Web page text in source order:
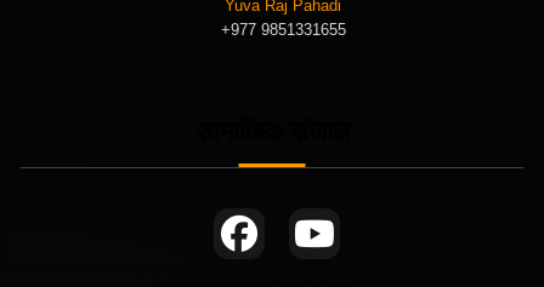
Yuva Raj Pahadi
+977 9851331655